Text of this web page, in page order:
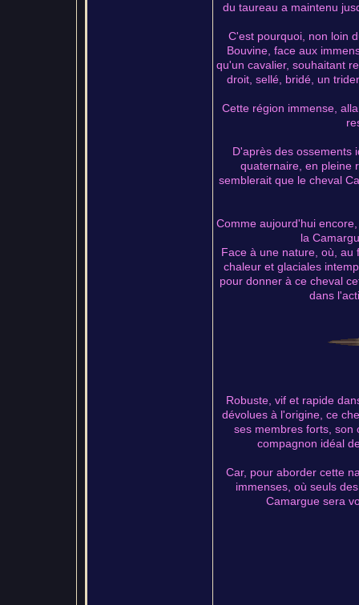
du taureau a maintenu
C'est pourquoi, non loin
Bouvine, face aux
qu'un cavalier, souhaitant
droit, sellé, bridé, un
Cette région immense,
D'après des ossements
quaternaire, en pleine
semblerait que le cheval
Comme aujourd'hui
la
Face à une nature, où, au
chaleur et glaciales
pour donner à ce cheval
dans
Robuste, vif et rapide
dévolues à l'origine, ce
ses membres forts, son
compagnon idéal
Car, pour aborder cette
immenses, où seuls
Camargue sera